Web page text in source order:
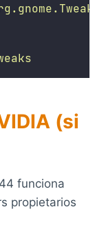
(si
funciona
propietarios